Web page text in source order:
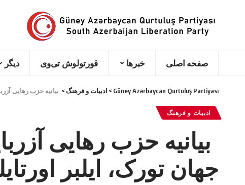
صفحه اصلی خبرها قورتولوش تی‌وی دیگر
Güney Azərbaycan Qurtuluş Partiyası
> ادبیات و فرهنگ> بیانیه حزب رهایی
ادبیات و فرهنگ
بیانیه حزب رهایی
جهان تورک، ایلبر